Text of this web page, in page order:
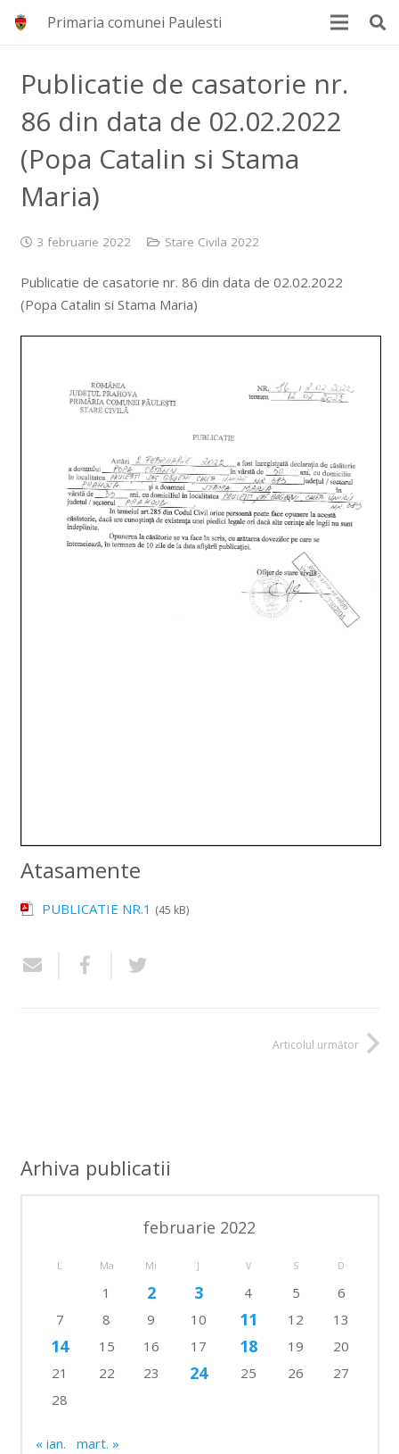
Primaria comunei Paulesti
Publicatie de casatorie nr.
86 din data de 02.02.2022
(Popa Catalin si Stama
Maria)
3 februarie 2022 Stare Civila 2022
Publicatie de casatorie nr. 86 din data de 02.02.2022
(Popa Catalin si Stama Maria)
Atasamente
PUBLICATIE NR.1 (45 kB)
Articolul următor
Arhiva publicatii
februarie 2022
L Ma Mi J V S D
1 2 3 4 5
6
7
8 9 10 11 12 13
14 15 16 17 18 19
20
21
22 23 24 25 26
27
28
« ian. mart. »